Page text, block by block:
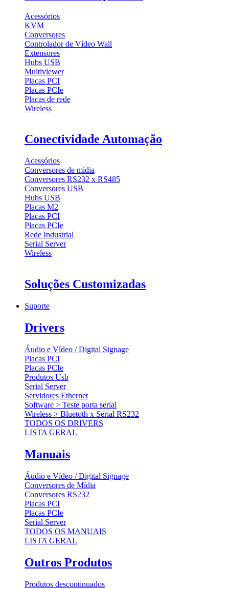
Acessórios
KVM
Conversores
Controlador de Vídeo Wall
Extensores
Hubs USB
Multiviewer
Placas PCI
Placas PCIe
Placas de rede
Wireless
Conectividade Automação
Acessórios
Conversores de mídia
Conversores RS232 x RS485
Conversores USB
Hubs USB
Placas M2
Placas PCI
Placas PCIe
Rede Industrial
Serial Server
Wireless
Soluções Customizadas
Suporte
Drivers
Áudio e Vídeo / Digital Signage
Placas PCI
Placas PCIe
Produtos Usb
Serial Server
Servidores Ethernet
Software > Teste porta serial
Wireless > Bluetoth x Serial RS232
TODOS OS DRIVERS
LISTA GERAL
Manuais
Áudio e Vídeo / Digital Signage
Conversores de Mídia
Conversores RS232
Placas PCI
Placas PCIe
Serial Server
TODOS OS MANUAIS
LISTA GERAL
Outros Produtos
Produtos descontinuados